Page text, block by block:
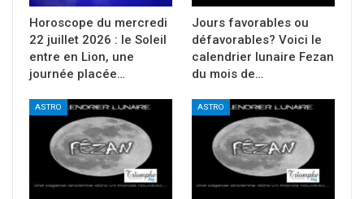
Horoscope du mercredi
22 juillet 2026 : le Soleil
entre en Lion, une
journée placée…
Jours favorables ou
défavorables? Voici le
calendrier lunaire Fezan
du mois de…
ASTRO ASTRO